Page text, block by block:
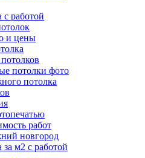
работой
и цены
потолки фото
потолка
работ
новгород
м2 с работой